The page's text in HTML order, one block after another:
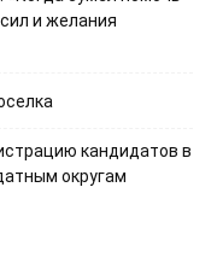
и желания
кандидатов в
округам